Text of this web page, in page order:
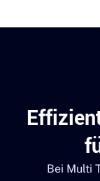
Bei Multi